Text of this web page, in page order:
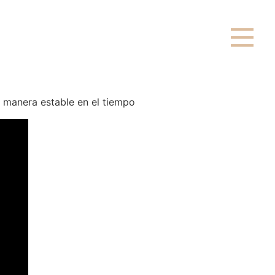
estable en el tiempo